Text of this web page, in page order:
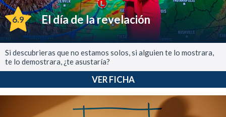
6.9 El día de la revelación
Si descubrieras que no estamos solos, si alguien te lo mostrara,
te lo demostrara, ¿te asustaría?
VER FICHA